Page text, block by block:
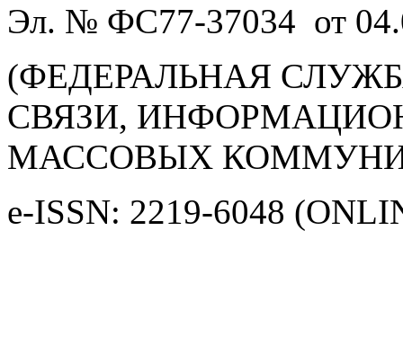
Эл. № ФС77-37034 от
(ФЕДЕРАЛЬНАЯ
СВЯЗИ,
МАССОВЫХ
e-ISSN: 2219-6048